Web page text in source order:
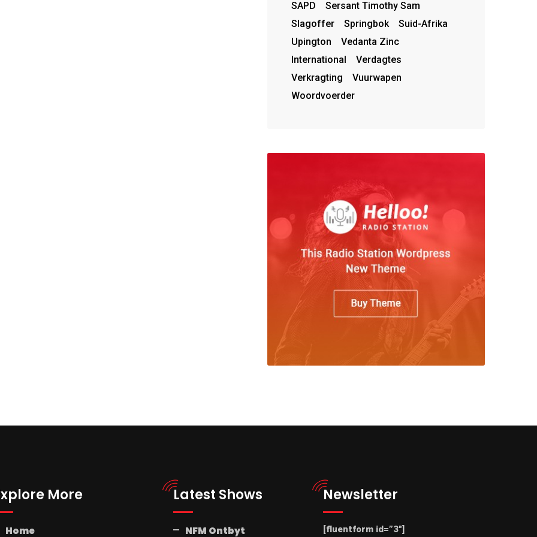
SAPD
Sersant Timothy Sam
Slagoffer
Springbok
Suid-Afrika
Upington
Vedanta Zinc
International
Verdagtes
Verkragting
Vuurwapen
Woordvoerder
More
Home
Latest Shows
NFM Ontbyt
Newsletter
[fluentform id=”3″]